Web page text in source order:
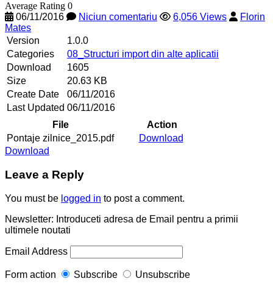
Average Rating 0
06/11/2016
Niciun comentariu 6,056 Views
Florin
Mates
Version
1.0.0
Categories
08_Structuri import din alte aplicatii
Download
1605
Size
20.63 KB
Create Date
06/11/2016
Last Updated 06/11/2016
File
Action
Pontaje zilnice_2015.pdf
Download
Download
Leave a Reply
You must be logged in to post a comment.
Newsletter: Introduceti adresa de Email pentru a primii
ultimele noutati
Email Address
Form action Subscribe Unsubscribe